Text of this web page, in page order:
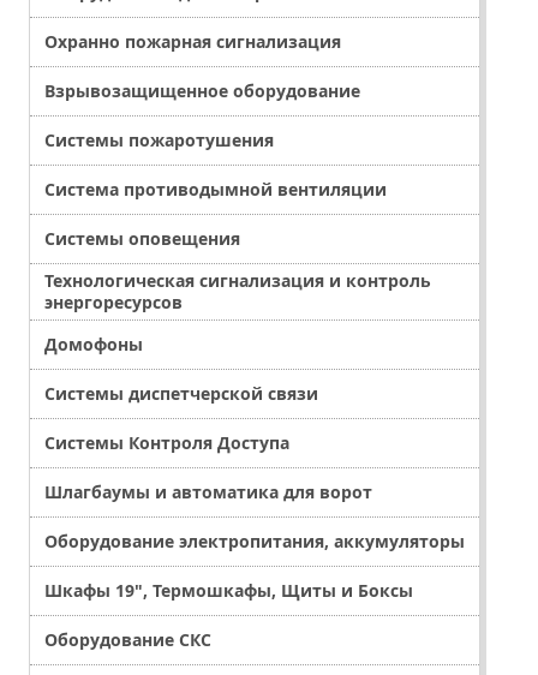
Охранно пожарная сигнализация
Взрывозащищенное оборудование
Системы пожаротушения
Система противодымной вентиляции
Системы оповещения
Технологическая сигнализация и контроль
энергоресурсов
Домофоны
Системы диспетчерской связи
Системы Контроля Доступа
Шлагбаумы и автоматика для ворот
Оборудование электропитания, аккумуляторы
Шкафы 19", Термошкафы, Щиты и Боксы
Оборудование СКС